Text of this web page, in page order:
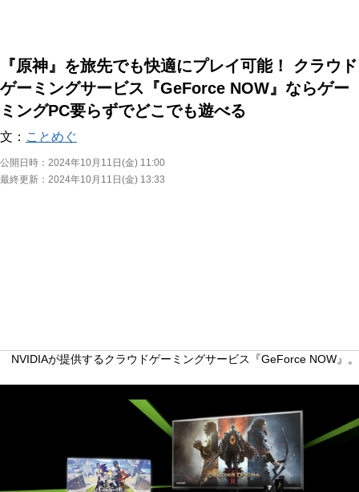
『原神』を旅先でも快適にプレイ可能！ クラウド
ゲーミングサービス『GeForce NOW』ならゲー
ミングPC要らずでどこでも遊べる
文： ことめぐ
公開日時： 2024年10月11日(金) 11:00
最終更新： 2024年10月11日(金) 13:33
NVIDIAが提供するクラウドゲーミングサービス『GeForce NOW』。